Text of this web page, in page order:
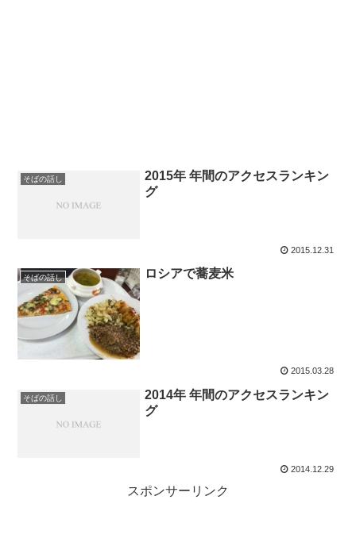
そばの話し
2015年 年間のアクセスランキン
グ
2015.12.31
そばの話し ロシアで蕎麦米
2015.03.28
そばの話し
2014年 年間のアクセスランキン
グ
2014.12.29
スポンサーリンク